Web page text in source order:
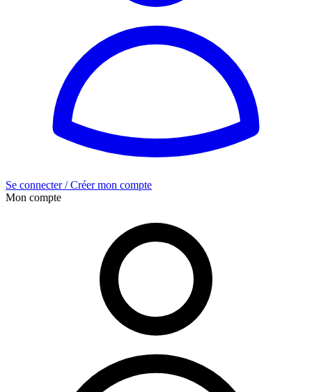
Se connecter / Créer mon compte
Mon compte